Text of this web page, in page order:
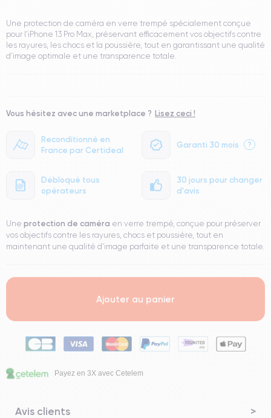
Une protection de caméra en verre trempé spécialement conçue
pour l’iPhone 13 Pro Max, préservant efficacement vos objectifs contre
les rayures, les chocs et la poussière, tout en garantissant une qualité
d’image optimale et une transparence totale.
Reconditionné en
France par Certideal
Garanti 30 mois ?
Débloqué tous
opérateurs
30 jours pour changer
d'avis
Vous hésitez avec une marketplace ? Lisez ceci !
Une protection de caméra en verre trempé, conçue pour préserver
vos objectifs contre les rayures, chocs et poussière, tout en
maintenant une qualité d’image parfaite et une transparence totale.
Ajouter au panier
Payez en 3X avec Cetelem
Avis clients